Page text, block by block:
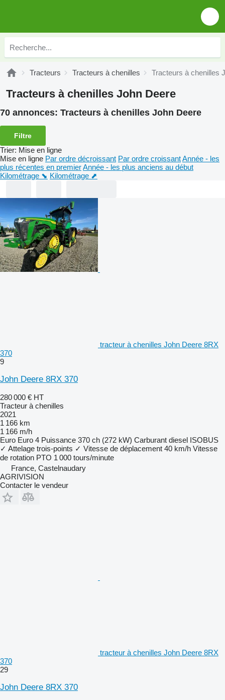
Tracteurs Tracteurs à chenilles Tracteurs à chenilles
Tracteurs à chenilles John Deere
70 annonces: Tracteurs à chenilles John Deere
Filtre
Trier: Mise en ligne
Mise en ligne Par ordre décroissant Par ordre croissantAnnée - les
plus récentes en premierAnnée - les plus anciens au début
Kilométrage ⬊ Kilométrage ⬈
tracteur à chenilles John Deere 8RX
370
9
John Deere 8RX 370
280 000 € HT
Tracteur à chenilles
2021
1 166 km
1 166 m/h
Euro Euro 4 Puissance 370 ch (272 kW) Carburant diesel ISOBUS
✓ Attelage trois-points ✓ Vitesse de déplacement 40 km/h Vitesse
de rotation PTO 1 000 tours/minute
France, Castelnaudary
AGRIVISION
Contacter le vendeur
tracteur à chenilles John Deere 8RX
370
29
John Deere 8RX 370